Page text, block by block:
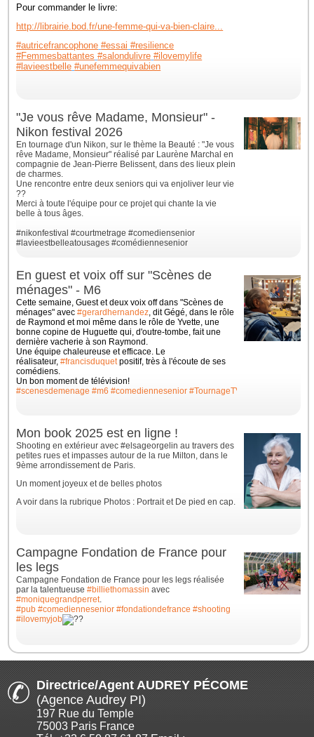
Pour commander le livre:
http://librairie.bod.fr/une-femme-qui-va-bien-claire...
#autricefrancophone #essai #resilience
#Femmesbattantes #salondulivre #ilovemylife
#lavieestbelle #unefemmequivabien
"Je vous rêve Madame, Monsieur" -
Nikon festival 2026
En tournage d'un Nikon, sur le thème la Beauté : "Je vous
rêve Madame, Monsieur" réalisé par Laurène Marchal en
compagnie de Jean-Pierre Belissent, dans des lieux plein
de charmes.
Une rencontre entre deux seniors qui va enjoliver leur vie
??
Merci à toute l'équipe pour ce projet qui chante la vie
belle à tous âges.
#nikonfestival #courtmetrage #comediensenior
#lavieestbelleatousages #comédiennesenior
En guest et voix off sur "Scènes de
ménages" - M6
Cette semaine, Guest et deux voix off dans "Scènes de
ménages" avec#gerardhernandez, dit Gégé, dans le rôle
de Raymond et moi même dans le rôle de Yvette, une
bonnecopine de Huguette qui, d'outre-tombe, fait une
dernière vacherie à son Raymond.
Une équipe chaleureuse et efficace. Le
réalisateur,#francisduquetpositif, très à l'écoute de ses
comédiens.
Un bon moment de télévision!
#scenesdemenage #m6 #comediennesenior #TournageTV
Mon book 2025 est en ligne !
Shooting en extérieur avec #elsageorgelin au travers des
petites rues et impasses autour de la rue Milton, dans le
9ème arrondissement de Paris.
Un moment joyeux et de belles photos
A voir dans la rubrique Photos : Portrait et De pied en cap.
Campagne Fondation de France pour
les legs
Campagne Fondation de France pour les legs réalisée
par la talentueuse#billiethomassin avec
#moniquegrandperret.
#pub #comediennesenior #fondationdefrance #shooting
#ilovemyjob
Directrice/Agent AUDREY PÉCOME
(Agence Audrey PI)
197 Rue du Temple
75003 Paris France